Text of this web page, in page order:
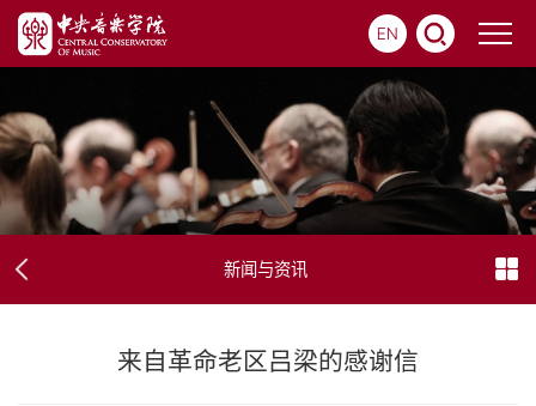
EN
新闻与资讯
来自革命老区吕梁的感谢信